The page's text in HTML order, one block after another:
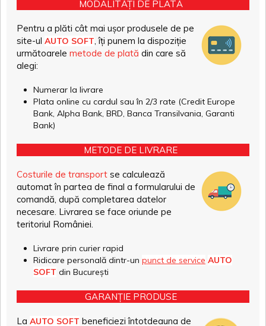
MODALITĂȚI DE PLATĂ
Pentru a plăti cât mai ușor produsele de pe
site-ul AUTO SOFT, îți punem la dispoziție
următoarele metode de plată din care să
alegi:
Numerar la livrare
Plata online cu cardul sau în 2/3 rate (Credit Europe
Bank, Alpha Bank, BRD, Banca Transilvania, Garanti
Bank)
METODE DE LIVRARE
Costurile de transport se calculează
automat în partea de final a formularului de
comandă, după completarea datelor
necesare. Livrarea se face oriunde pe
teritoriul României.
Livrare prin curier rapid
Ridicare personală dintr-un punct de service AUTO
SOFT din București
GARANȚIE PRODUSE
La AUTO SOFT beneficiezi întotdeauna de